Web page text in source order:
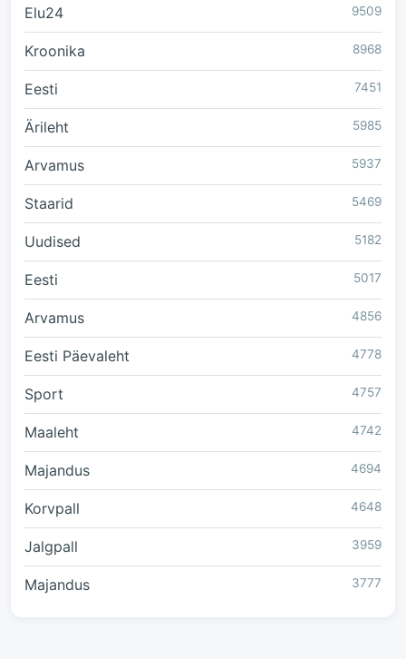
Elu24 9509
Kroonika 8968
Eesti 7451
Ärileht 5985
Arvamus 5937
Staarid 5469
Uudised 5182
Eesti 5017
Arvamus 4856
Eesti Päevaleht 4778
Sport 4757
Maaleht 4742
Majandus 4694
Korvpall 4648
Jalgpall 3959
Majandus 3777